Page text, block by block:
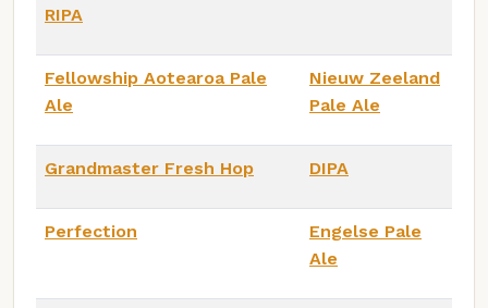
RIPA
Fellowship Aotearoa Pale
Ale
Nieuw Zeeland
Pale Ale
Grandmaster Fresh Hop DIPA
Perfection
Engelse Pale
Ale